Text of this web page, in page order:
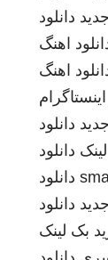
دانلود
اهنگ
اهنگ
دانلود
دانلود
دانلود
دانلود
بک لینک